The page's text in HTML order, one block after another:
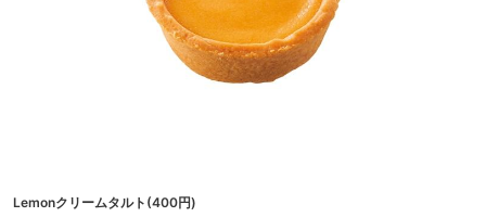
Lemonクリームタルト(400円)